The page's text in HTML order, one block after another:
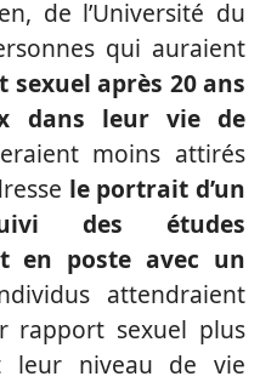
de l’Université du
qui auraient
après 20 ans
dans leur vie de
moins attirés
le portrait d’un
des études
en poste avec un
attendraient
rapport sexuel plus
leur niveau de vie